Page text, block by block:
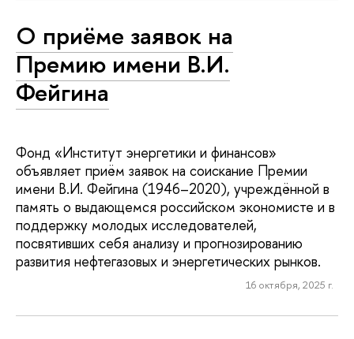
О приёме заявок на
Премию имени В.И.
Фейгина
Фонд «Институт энергетики и финансов»
объявляет приём заявок на соискание Премии
имени В.И. Фейгина (1946–2020), учреждённой в
память о выдающемся российском экономисте и в
поддержку молодых исследователей,
посвятивших себя анализу и прогнозированию
развития нефтегазовых и энергетических рынков.
16 октября, 2025 г.